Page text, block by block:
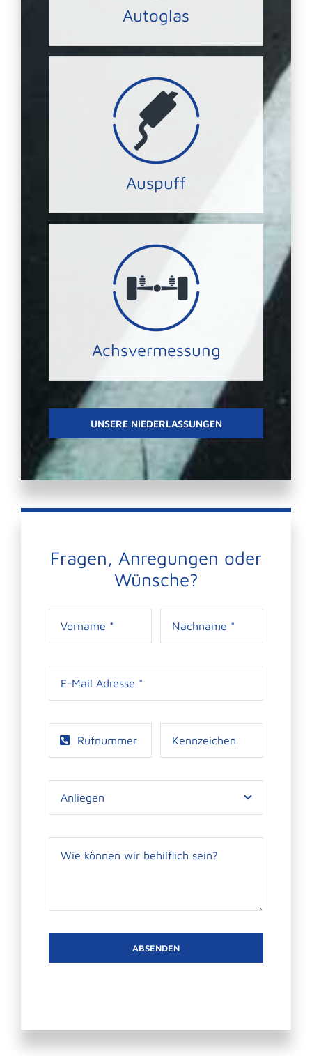
Autoglas
Auspuff
Schützen Sie sich und Ihre Umwelt
mit einem funktionierenden Auspuff.
JETZT Termin vereinbaren.
Achsvermessung
ACHSVERMESSUNG
Durch das präzise Einstellen der
Achsgeometrie erhöhen wir die
Laufleistung Ihrer Reifen und Ihre
UNSERE NIEDERLASSUNGEN
Fragen, Anregungen oder
Wünsche?
ABSENDEN